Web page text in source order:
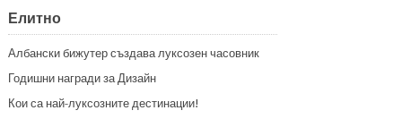
Елитно
Албански бижутер създава луксозен часовник
Годишни награди за Дизайн
Кои са най-луксозните дестинации!